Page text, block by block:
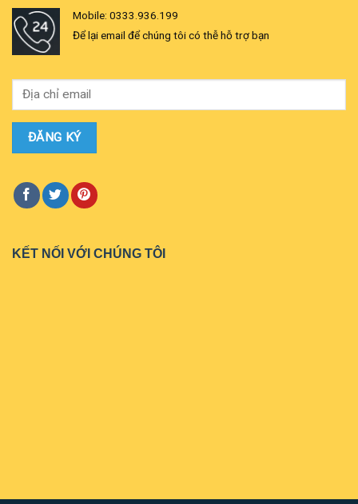
Mobile: 0333.936.199
Để lại email để chúng tôi có thễ hỗ trợ bạn
KẾT NỐI VỚI CHÚNG TÔI